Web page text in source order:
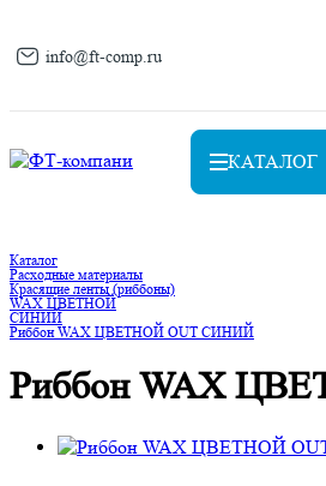
info@ft-comp.ru
КАТАЛОГ
Каталог
Расходные материалы
Красящие ленты (риббоны)
WAX ЦВЕТНОЙ
СИНИЙ
Риббон WAX ЦВЕТНОЙ OUT СИНИЙ
Риббон WAX